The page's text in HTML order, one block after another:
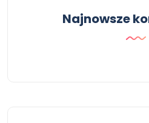
Najnowsze